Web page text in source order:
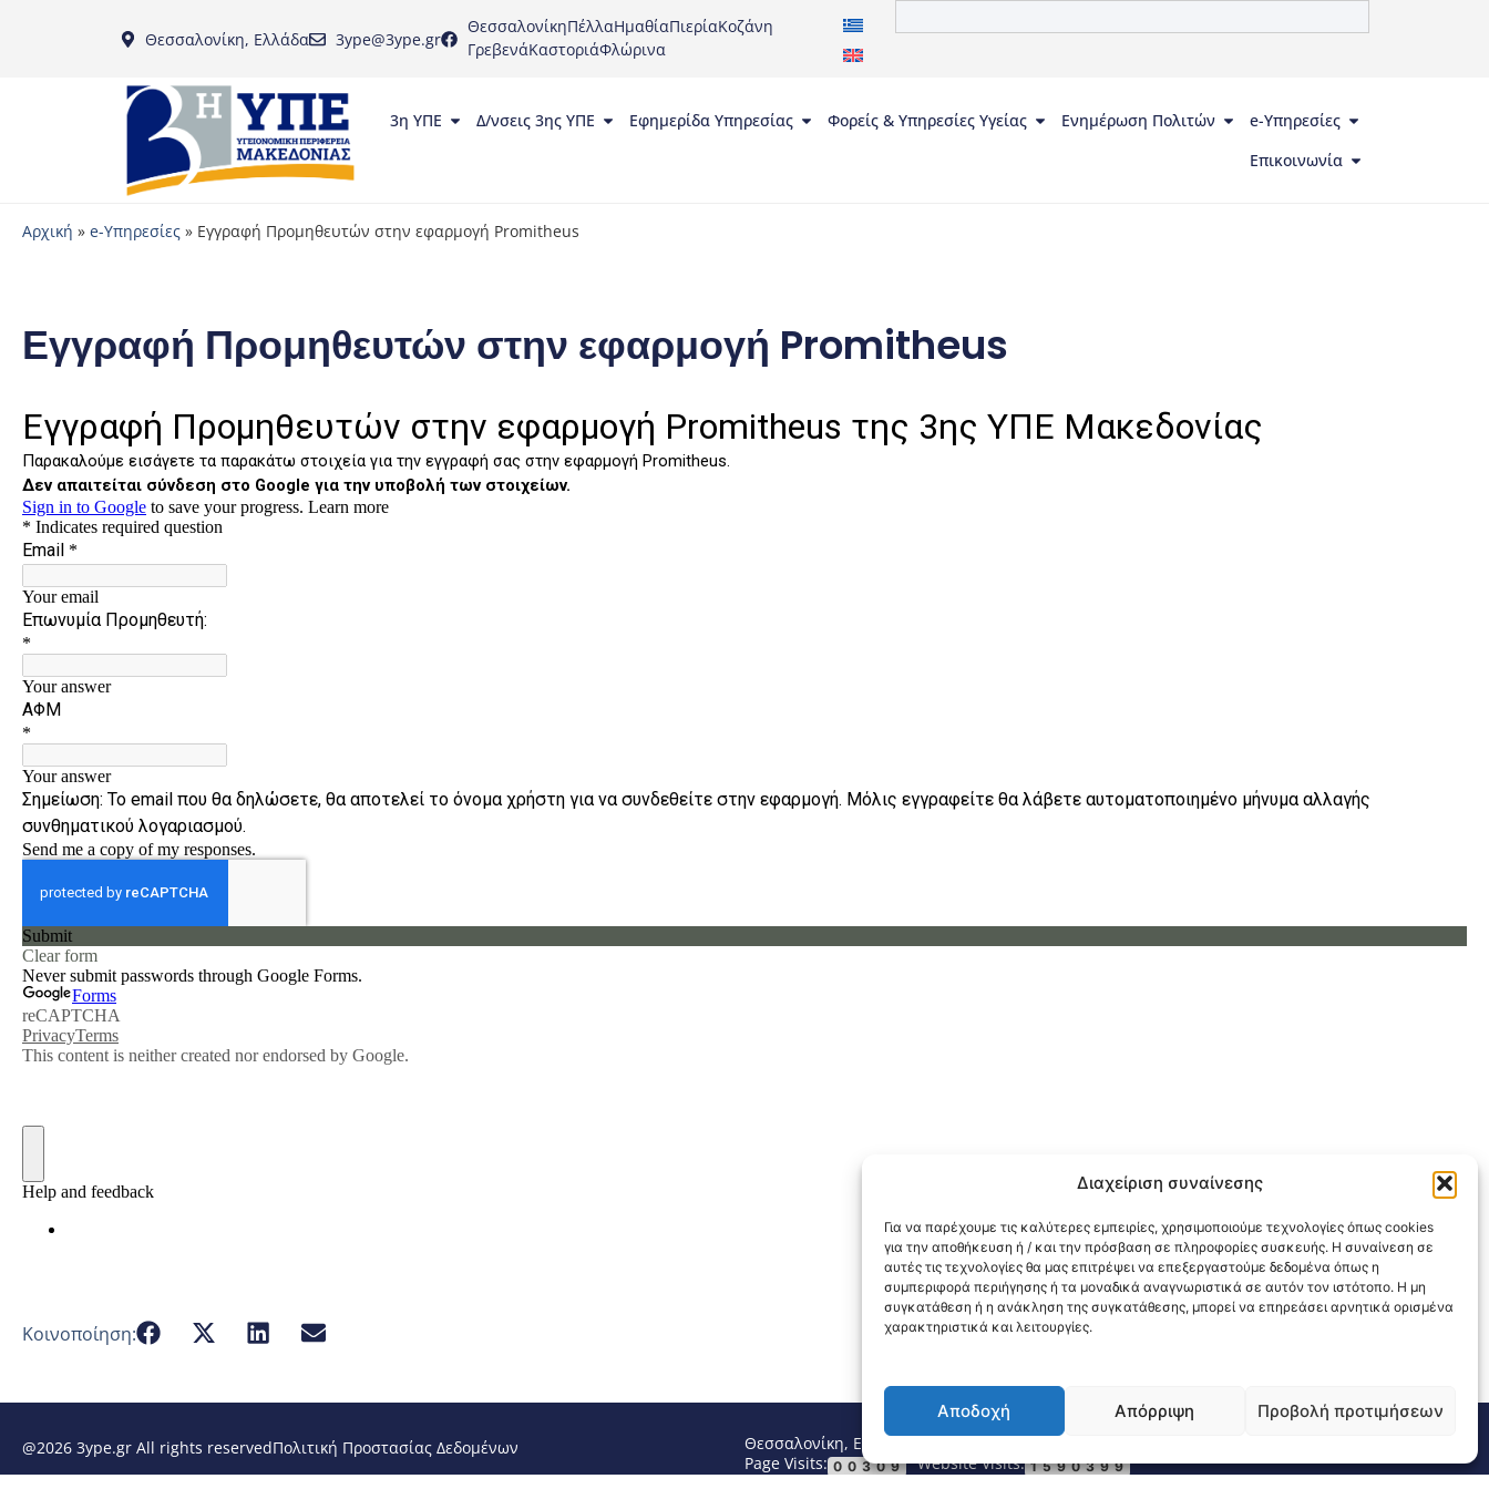
Διαχείριση συναίνεσης
Για να παρέχουμε τις καλύτερες εμπειρίες, χρησιμοποιούμε τεχνολογίες όπως cookies
για την αποθήκευση ή / και την πρόσβαση σε πληροφορίες συσκευής. Η συναίνεση σε
αυτές τις τεχνολογίες θα μας επιτρέψει να επεξεργαστούμε δεδομένα όπως η
συμπεριφορά περιήγησης ή τα μοναδικά αναγνωριστικά σε αυτόν τον ιστότοπο. Η μη
συγκατάθεση ή η ανάκληση της συγκατάθεσης, μπορεί να επηρεάσει αρνητικά ορισμένα
χαρακτηριστικά και λειτουργίες.
Αποδοχή Απόρριψη Προβολή προτιμήσεων
Θεσσαλονίκη, Ελλάδα 3ype@3ype.gr
ΘεσσαλονίκηΠέλλαΗμαθίαΠιερίαΚοζάνη
ΓρεβενάΚαστοριάΦλώρινα
3η ΥΠΕ Δ/νσεις 3ης ΥΠΕ Εφημερίδα Υπηρεσίας Φορείς & Υπηρεσίες Υγείας Ενημέρωση Πολιτών
e-Υπηρεσίες
Επικοινωνία
Αρχική » e-Υπηρεσίες » Εγγραφή Προμηθευτών στην εφαρμογή Promitheus
Εγγραφή Προμηθευτών στην εφαρμογή Promitheus
Κοινοποίηση:
@2026 3ype.gr All rights reservedΠολιτική Προστασίας Δεδομένων Θεσσαλονίκη, ΕλλάδαΤηλ: +30 2311 226 200
Page Visits: 00309 Website Visits: 1590399